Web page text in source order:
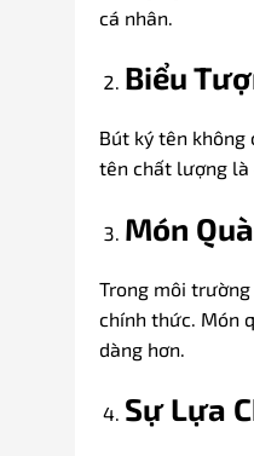
cá nhân.
Biểu
Bút ký tên không
tên chất lượng là
Món
Trong môi
chính thức. Món
dàng hơn.
Sự Lựa